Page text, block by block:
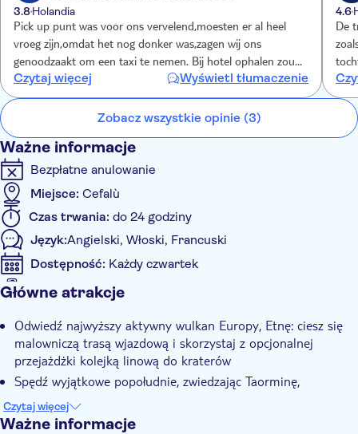
3.8 Holandia
Pick up punt was voor ons vervelend,moesten er al heel
vroeg zijn,omdat het nog donker was,zagen wij ons
genoodzaakt om een taxi te nemen. Bij hotel ophalen zou
beter zijn geweest! De mogelijkheid om met een gids ,na de
4x4 tocht ,langs de krater te gaan,vereist toch wel dat je
goed ter been moet zijn,en ons werd verteld,dat het goed te
doen was..Echter toen we daar waren,was het voor ons een
no go!
Czytaj więcej Wyświetl tłumaczenie
4.6
De
ons
Zobacz wszystkie opinie (3)
Ważne informacje
Bezpłatne anulowanie
Miejsce: Cefalù
Czas trwania: do 24 godziny
Język:Angielski, Włoski, Francuski
Dostępność: Każdy czwartek
Akceptowany kupon elektroniczny
Natychmiastowe potwierdzenie
Odbiór z hotelu
Główne atrakcje
Odwiedź najwyższy aktywny wulkan Europy, Etnę: ciesz się
malowniczą trasą wjazdową i skorzystaj z opcjonalnej
przejażdżki kolejką linową do kraterów
Spędź wyjątkowe popołudnie, zwiedzając Taorminę,
najpopularniejszy letni kierunek podróży na Sycylii
Skorzystaj z wliczonych w cenę transferów z i do miasta
Czytaj więcej
Ważne informacje